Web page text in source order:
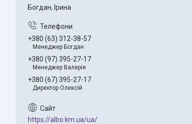
Богдан, Ірина
+380 (63) 312-38-57
Менеджер Богдан
+380 (97) 395-27-17
Менеджер Валерія
+380 (67) 395-27-17
Директор Олексій
https://albo.km.ua/ua/